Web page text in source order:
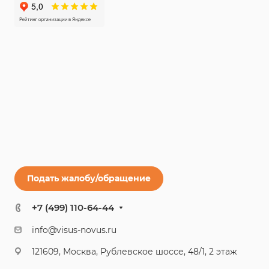
Подать жалобу/обращение
+7 (499) 110-64-44
info@visus-novus.ru
121609, Москва, Рублевское шоссе, 48/1, 2 этаж